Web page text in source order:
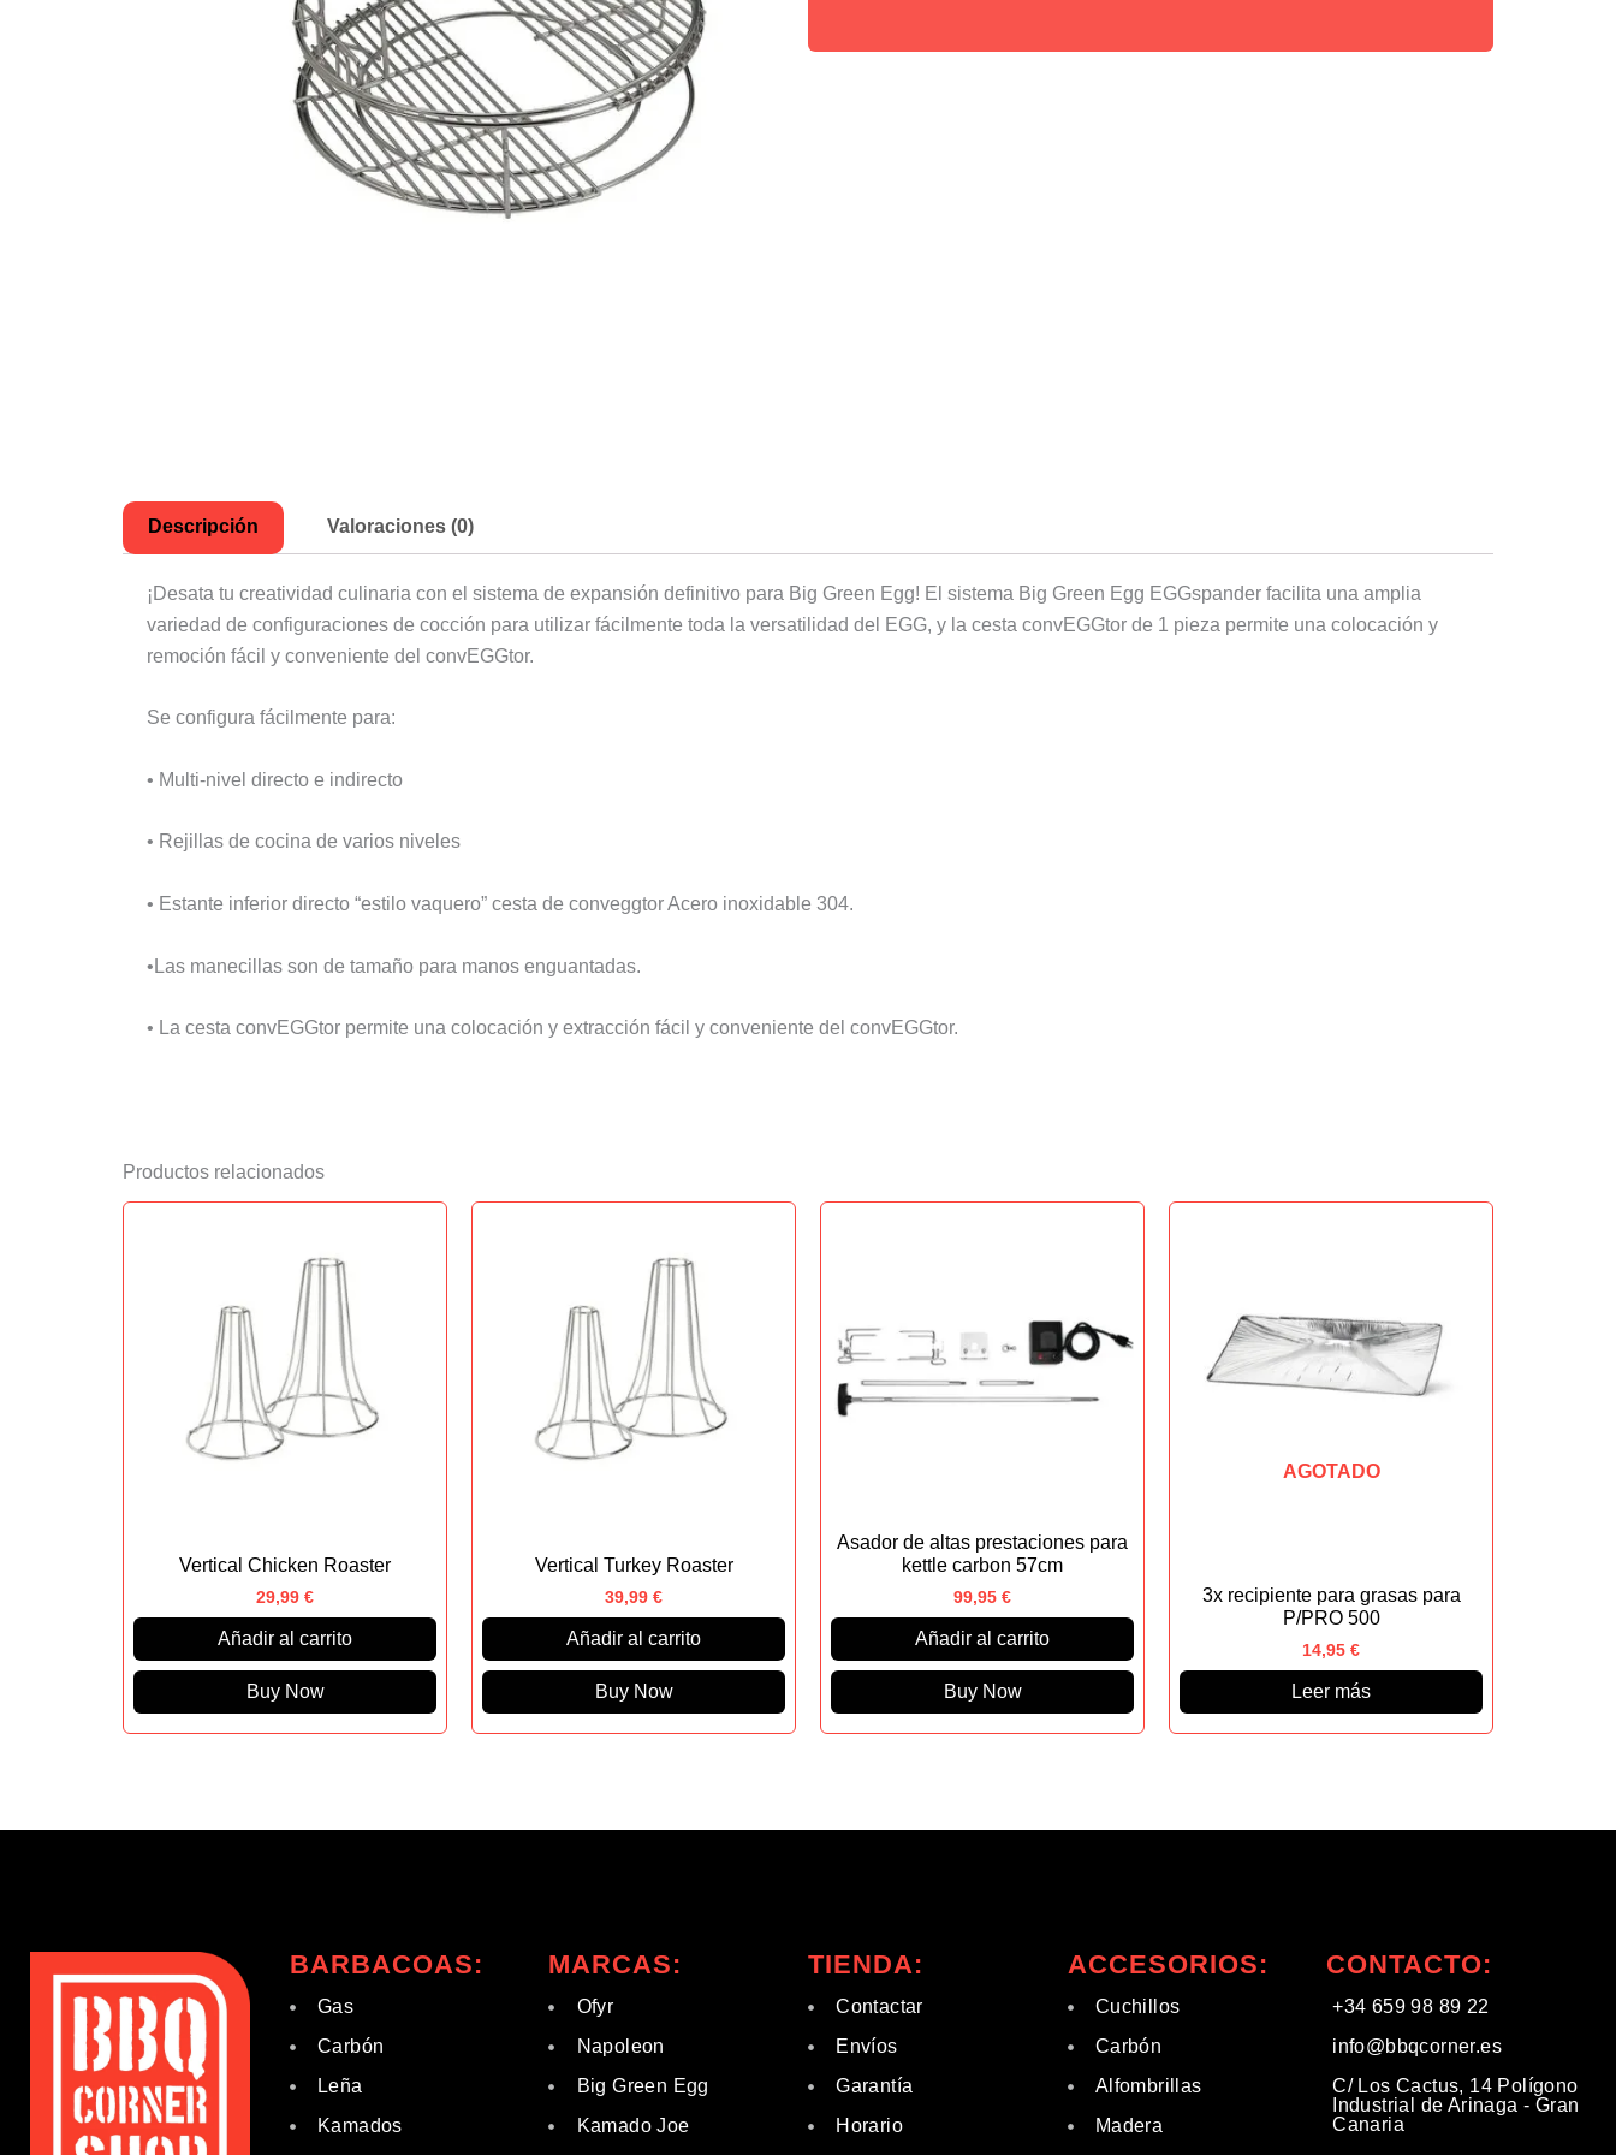
Descripción Valoraciones (0)
¡Desata tu creatividad culinaria con el sistema de expansión definitivo para Big Green Egg! El sistema Big Green Egg EGGspander facilita una amplia
variedad de configuraciones de cocción para utilizar fácilmente toda la versatilidad del EGG, y la cesta convEGGtor de 1 pieza permite una colocación y
remoción fácil y conveniente del convEGGtor.
Se configura fácilmente para:
• Multi-nivel directo e indirecto
• Rejillas de cocina de varios niveles
• Estante inferior directo “estilo vaquero” cesta de conveggtor Acero inoxidable 304.
•Las manecillas son de tamaño para manos enguantadas.
• La cesta convEGGtor permite una colocación y extracción fácil y conveniente del convEGGtor.
Productos relacionados
Vertical Chicken Roaster
29,99 €
Añadir al carrito
Buy Now
Vertical Turkey Roaster
39,99 €
Añadir al carrito
Buy Now
Asador de altas prestaciones para
kettle carbon 57cm
99,95 €
Añadir al carrito
Buy Now
AGOTADO
3x recipiente para grasas para
P/PRO 500
14,95 €
Leer más
BARBACOAS:
Gas
Carbón
Leña
Kamados
MARCAS:
Ofyr
Napoleon
Big Green Egg
Kamado Joe
TIENDA:
Contactar
Envíos
Garantía
Horario
ACCESORIOS:
Cuchillos
Carbón
Alfombrillas
Madera
CONTACTO:
+34 659 98 89 22
info@bbqcorner.es​
C/ Los Cactus, 14 Polígono
Industrial de Arinaga - Gran
Canaria